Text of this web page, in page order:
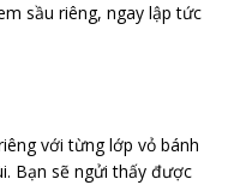
sầu riêng, ngay lập tức
với từng lớp vỏ bánh
Bạn sẽ ngửi thấy được